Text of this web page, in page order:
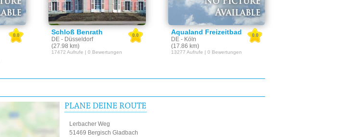
0.0 Schloß Benrath
DE - Düsseldorf
(27.98 km)
0.0
17472 Aufrufe | 0 Bewertungen
Aqualand Freizeitbad
DE - Köln
(17.86 km)
0.0
13277 Aufrufe | 0 Bewertungen
PLANE DEINE ROUTE
Lerbacher Weg
51469 Bergisch Gladbach